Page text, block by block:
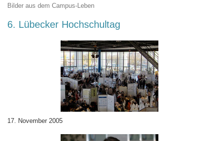
Bilder aus dem Campus-Leben
6. Lübecker Hochschultag
17. November 2005